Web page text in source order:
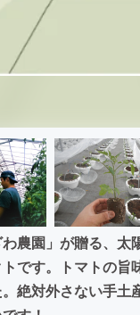
農園」が贈る、
です。トマトの
絶対外さない手